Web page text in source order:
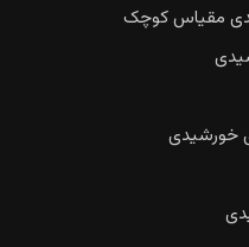
مقیاس کوچک
خورشیدی